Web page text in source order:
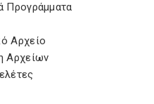
Προγράμματα
Αρχείο
Αρχείων